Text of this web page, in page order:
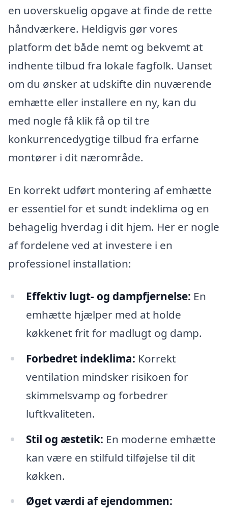
en uoverskuelig opgave at finde de rette
håndværkere. Heldigvis gør vores
platform det både nemt og bekvemt at
indhente tilbud fra lokale fagfolk. Uanset
om du ønsker at udskifte din nuværende
emhætte eller installere en ny, kan du
med nogle få klik få op til tre
konkurrencedygtige tilbud fra erfarne
montører i dit nærområde.
En korrekt udført montering af emhætte
er essentiel for et sundt indeklima og en
behagelig hverdag i dit hjem. Her er nogle
af fordelene ved at investere i en
professionel installation:
Effektiv lugt- og dampfjernelse: En
emhætte hjælper med at holde
køkkenet frit for madlugt og damp.
Forbedret indeklima: Korrekt
ventilation mindsker risikoen for
skimmelsvamp og forbedrer
luftkvaliteten.
Stil og æstetik: En moderne emhætte
kan være en stilfuld tilføjelse til dit
køkken.
Øget værdi af ejendommen: